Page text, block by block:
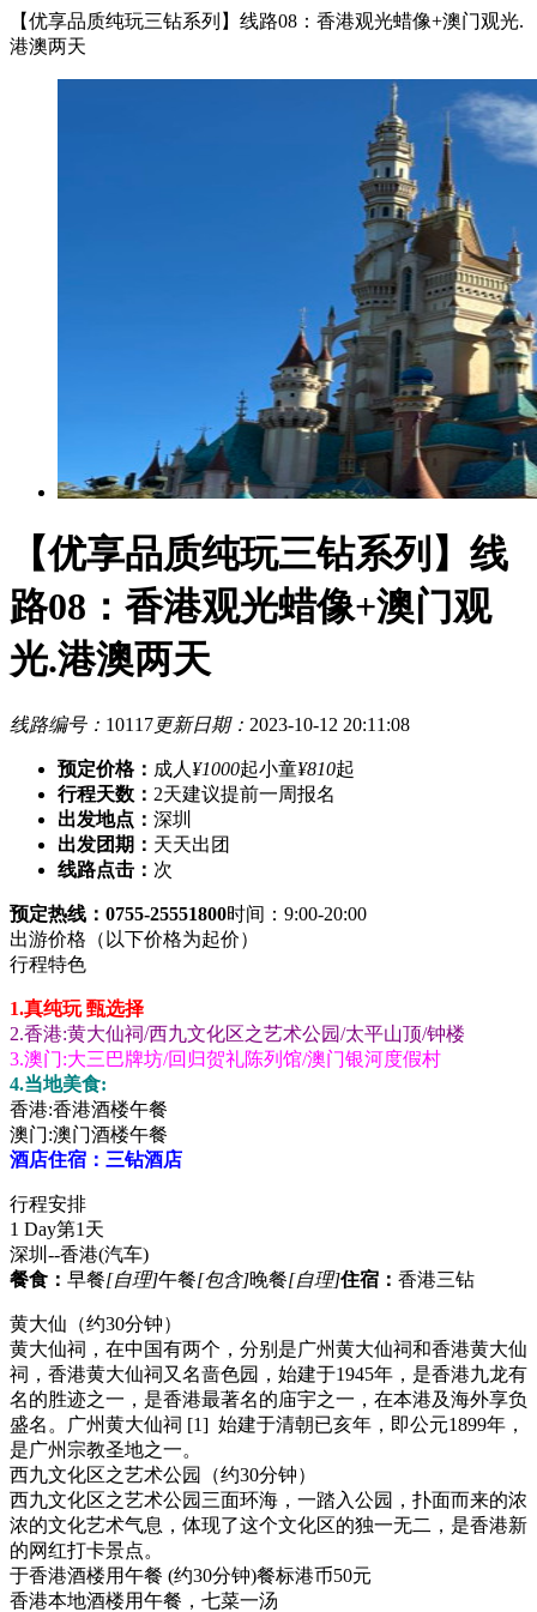
【优享品质纯玩三钻系列】线路08：香港观光蜡像+澳门观光.
港澳两天
【优享品质纯玩三钻系列】线
路08：香港观光蜡像+澳门观
光.港澳两天
线路编号： 10117更新日期： 2023-10-12 20:11:08
预定价格： 成人 ¥1000起小童¥810起
行程天数： 2天建议提前一周报名
出发地点： 深圳
出发团期： 天天出团
线路点击： 次
预定热线：0755-25551800时间：9:00-20:00
出游价格 （以下价格为起价）
行程特色
1.真纯玩 甄选择
2.香港:黄大仙祠/西九文化区之艺术公园/太平山顶/钟楼
3.澳门:大三巴牌坊/回归贺礼陈列馆/澳门银河度假村
4.当地美食:
香港:香港酒楼午餐
澳门:澳门酒楼午餐
酒店住宿：三钻酒店
行程安排
1 Day第1天
深圳--香港(汽车)
餐食： 早餐[自理]午餐[包含]晚餐[自理]住宿： 香港三钻
黄大仙（约30分钟）
黄大仙祠，在中国有两个，分别是广州黄大仙祠和香港黄大仙
祠，香港黄大仙祠又名啬色园，始建于1945年，是香港九龙有
名的胜迹之一，是香港最著名的庙宇之一，在本港及海外享负
盛名。广州黄大仙祠 [1] 始建于清朝已亥年，即公元1899年，
是广州宗教圣地之一。
西九文化区之艺术公园（约30分钟）
西九文化区之艺术公园三面环海，一踏入公园，扑面而来的浓
浓的文化艺术气息，体现了这个文化区的独一无二，是香港新
的网红打卡景点。
于香港酒楼用午餐 (约30分钟)餐标港币50元
香港本地酒楼用午餐，七菜一汤